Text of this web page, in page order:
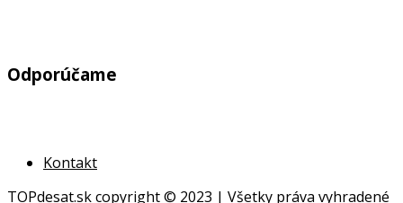
Odporúčame
Kontakt
TOPdesat.skcopyright © 2023 | Všetky práva vyhradené